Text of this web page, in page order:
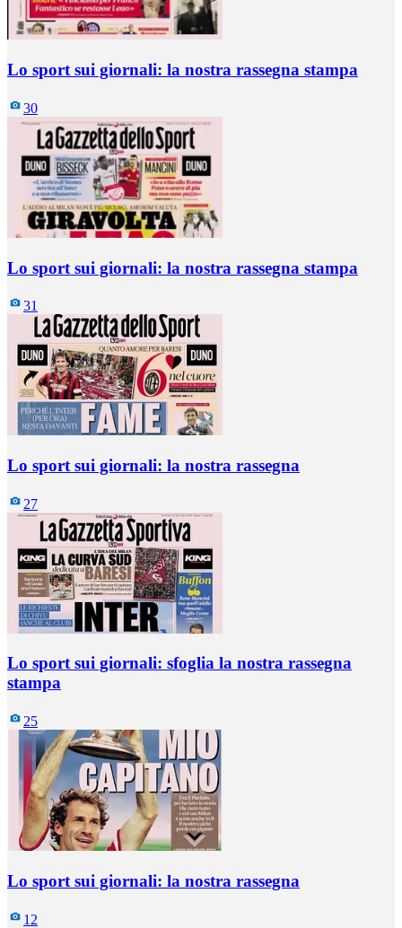
Lo sport sui giornali: la nostra rassegna stampa
30
Lo sport sui giornali: la nostra rassegna stampa
31
Lo sport sui giornali: la nostra rassegna
27
Lo sport sui giornali: sfoglia la nostra rassegna
stampa
25
Lo sport sui giornali: la nostra rassegna
12